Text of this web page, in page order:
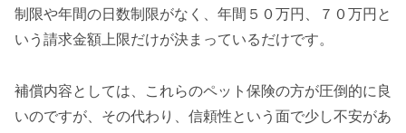
制限や年間の日数制限がなく、年間５０万円、７０万円と
いう請求金額上限だけが決まっているだけです。
補償内容としては、これらのペット保険の方が圧倒的に良
いのですが、その代わり、信頼性という面で少し不安があ